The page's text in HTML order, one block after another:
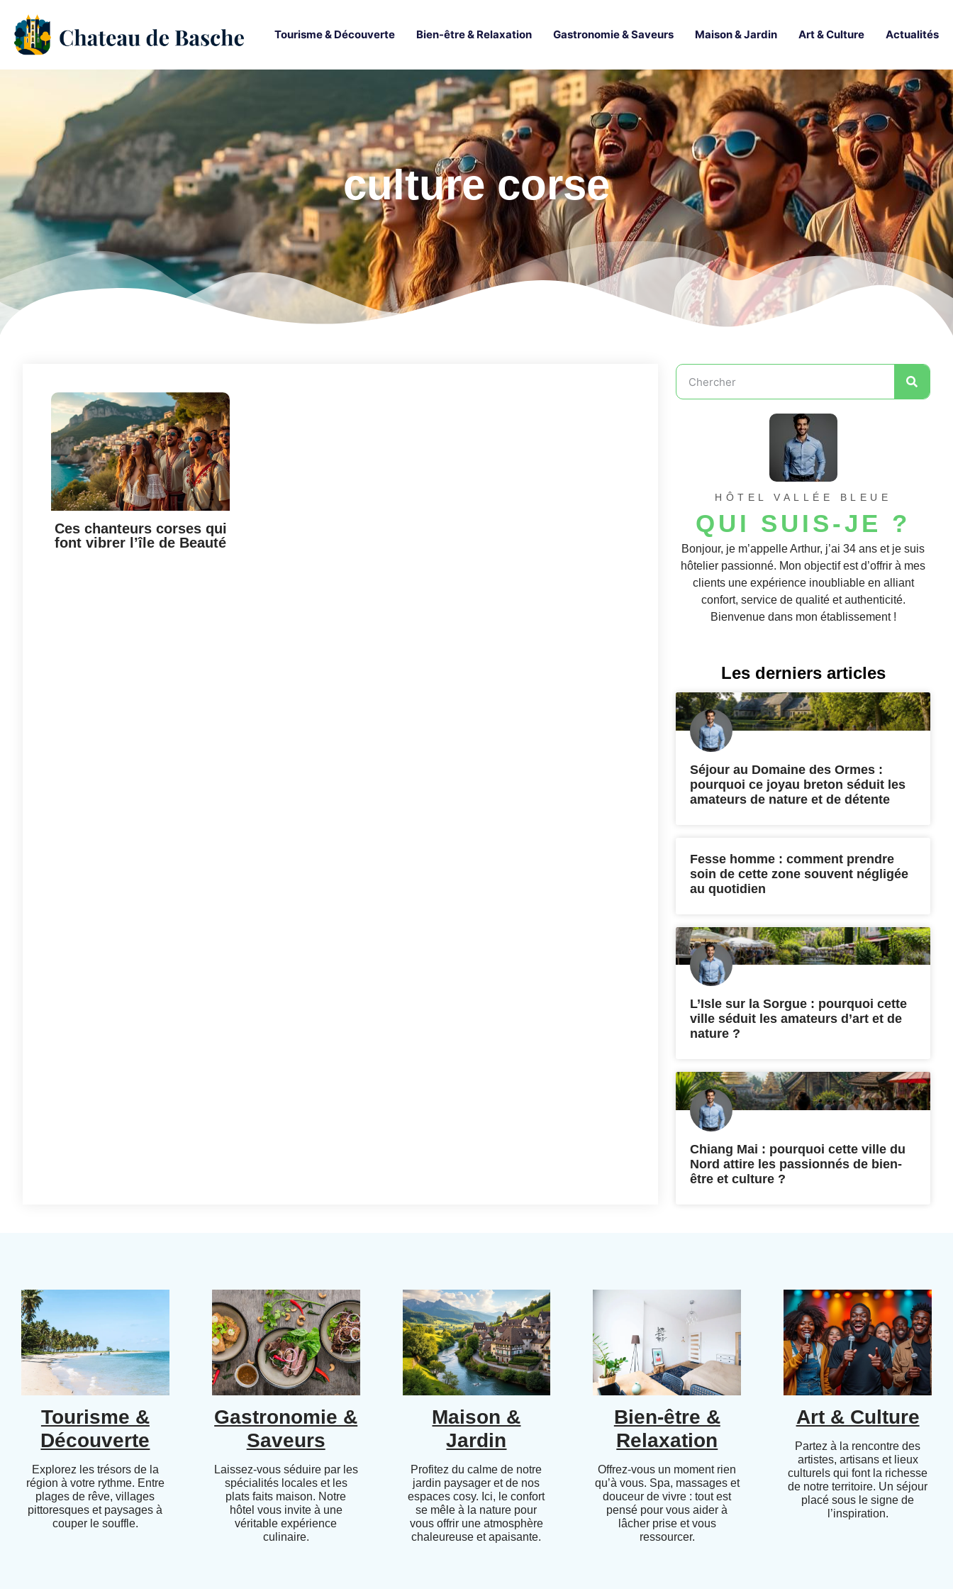
Tourisme & Découverte Bien-être & Relaxation Gastronomie & Saveurs Maison & Jardin Art & Culture Actualités
culture corse
Ces chanteurs corses qui
font vibrer l’île de Beauté
HÔTEL VALLÉE BLEUE
QUI SUIS-JE ?
Bonjour, je m’appelle Arthur, j’ai 34 ans et je suis
hôtelier passionné. Mon objectif est d’offrir à mes
clients une expérience inoubliable en alliant
confort, service de qualité et authenticité.
Bienvenue dans mon établissement !
Les derniers articles
Séjour au Domaine des Ormes :
pourquoi ce joyau breton séduit les
amateurs de nature et de détente
Fesse homme : comment prendre
soin de cette zone souvent négligée
au quotidien
L’Isle sur la Sorgue : pourquoi cette
ville séduit les amateurs d’art et de
nature ?
Chiang Mai : pourquoi cette ville du
Nord attire les passionnés de bien-
être et culture ?
Tourisme &
Découverte
Explorez les trésors de la
région à votre rythme. Entre
plages de rêve, villages
pittoresques et paysages à
couper le souffle.
Gastronomie &
Saveurs
Laissez-vous séduire par les
spécialités locales et les
plats faits maison. Notre
hôtel vous invite à une
véritable expérience
culinaire.
Maison &
Jardin
Profitez du calme de notre
jardin paysager et de nos
espaces cosy. Ici, le confort
se mêle à la nature pour
vous offrir une atmosphère
chaleureuse et apaisante.
Bien-être &
Relaxation
Offrez-vous un moment rien
qu’à vous. Spa, massages et
douceur de vivre : tout est
pensé pour vous aider à
lâcher prise et vous
ressourcer.
Art & Culture
Partez à la rencontre des
artistes, artisans et lieux
culturels qui font la richesse
de notre territoire. Un séjour
placé sous le signe de
l’inspiration.